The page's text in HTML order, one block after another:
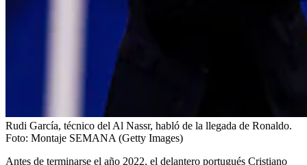
Rudi García, técnico del Al Nassr, habló de la llegada de Ronaldo.
Foto: Montaje SEMANA (Getty Images)
Antes de terminarse el año 2022, el delantero portugués Cristiano